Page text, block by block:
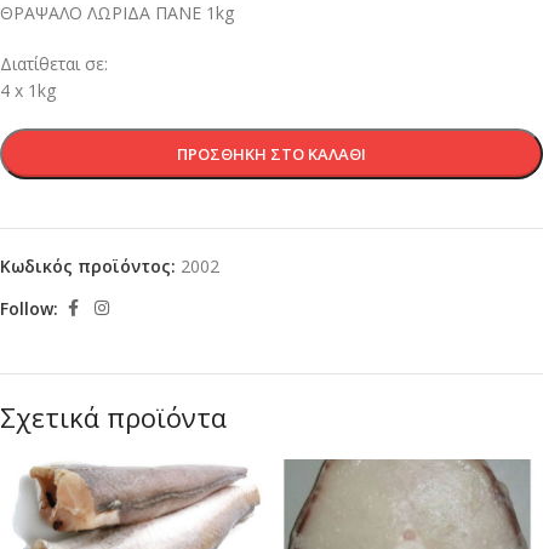
ΘΡΑΨΑΛΟ ΛΩΡΙΔΑ ΠΑΝΕ 1kg
Διατίθεται σε:
4 x 1kg
ΠΡΟΣΘΉΚΗ ΣΤΟ ΚΑΛΆΘΙ
Κωδικός προϊόντος: 2002
Follow:
Σχετικά προϊόντα